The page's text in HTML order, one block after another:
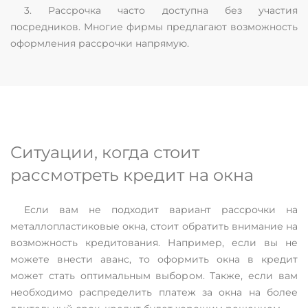
3. Рассрочка часто доступна без участия
посредников. Многие фирмы предлагают возможность
оформления рассрочки напрямую.
Ситуации, когда стоит
рассмотреть кредит на окна
Если вам не подходит вариант рассрочки на
металлопластиковые окна, стоит обратить внимание на
возможность кредитования. Например, если вы не
можете внести аванс, то оформить окна в кредит
может стать оптимальным выбором. Также, если вам
необходимо распределить платеж за окна на более